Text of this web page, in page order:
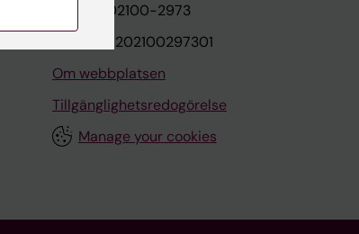
Org.nr: 202100-2973
VAT.nr: SE202100297301
Om webbplatsen
Tillgänglighetsredogörelse
Manage your cookies